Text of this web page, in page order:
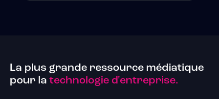
La plus grande ressource médiatique
pour la technologie d'entreprise.